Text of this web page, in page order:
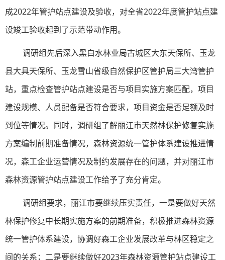
成2022年管护站点建设及验收，对全省2022年度管护站点建
设竣工验收起到了示范带动作用。
调研组先后深入黑白水林业局古城区大东天保所、玉龙
县大具天保所、玉龙雪山省级自然保护区管护局三大湾管护
站，重点检查管护站点建设是否与项目实施方案匹配，项目
建设规模、人员配备是否符合要求，项目资金是否足额及时
到位等情况。同时，调研组了解丽江市天然林保护修复实施
方案编制前期准备情况，森林资源统一管护体系建设推进情
况，森工企业运营情况及制约发展存在的问题，并对丽江市
森林资源管护站点建设工作给予了充分肯定。
调研组要求，丽江市要继续压实责任，一是要做好天然
林保护修复中长期实施方案的前期准备，积极推进森林资源
统一管护体系建设，协调好森工企业发展改革与林区稳定之
间的关系；二是要继续做好2023年森林资源管护站点建设工